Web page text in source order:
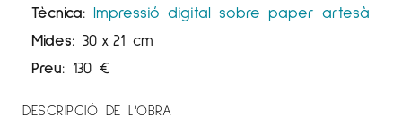
Tècnica: Impressió digital sobre paper artesà
Mides: 30 x 21 cm
Preu: 130 €
DESCRIPCIÓ DE L'OBRA